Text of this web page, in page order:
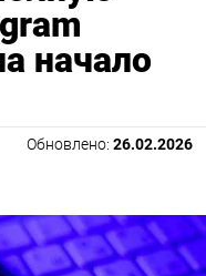
начало
Обновлено: 26.02.2026